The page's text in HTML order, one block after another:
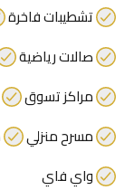
تشطيبات فاخرة
صالات رياضية
مراكز تسوق
مسرح منزلي
واي فاي